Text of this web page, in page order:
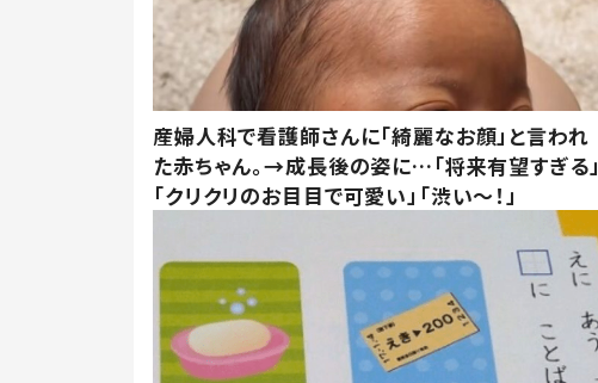
産婦人科で看護師さんに「綺麗なお顔」と言われ
た赤ちゃん。→成長後の姿に…「将来有望すぎる」
「クリクリのお目目で可愛い」「渋い～！」